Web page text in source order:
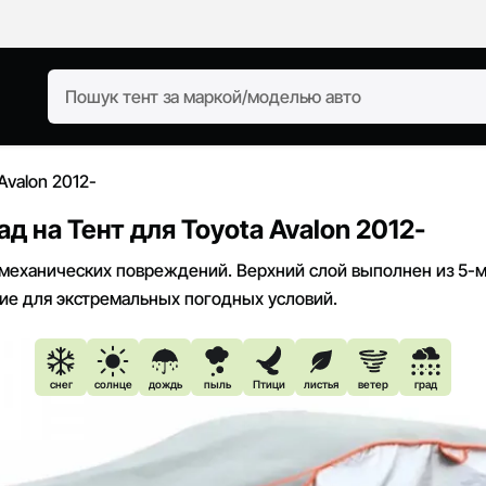
2012-
на Тент для Toyota Avalon 2012-
повреждений. Верхний слой выполнен из 5-
для экстремальных погодных условий.
снег солнце дождь пыль Птици листья ветер град